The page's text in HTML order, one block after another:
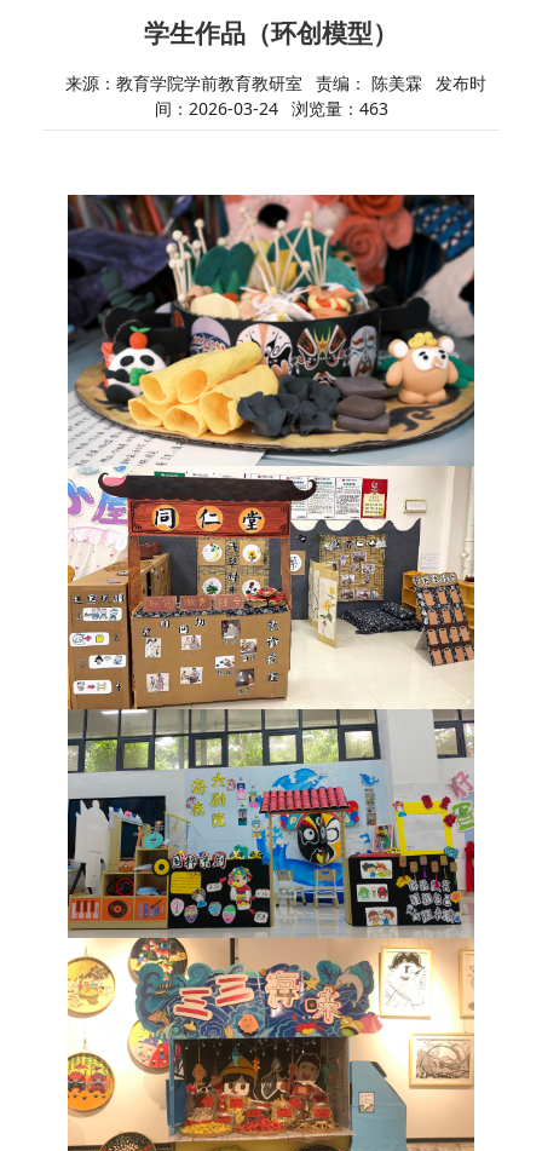
学生作品（环创模型）
来源：教育学院学前教育教研室 责编： 陈美霖
发布时
间：2026-03-24
浏览量： 463